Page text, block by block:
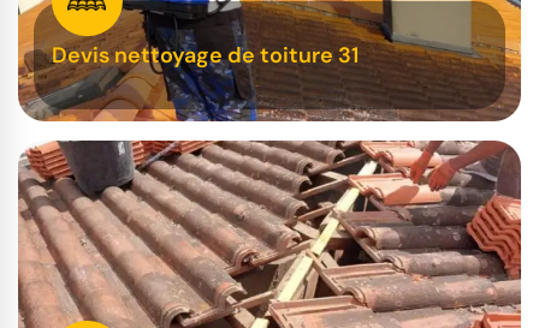
Devis nettoyage de toiture 31